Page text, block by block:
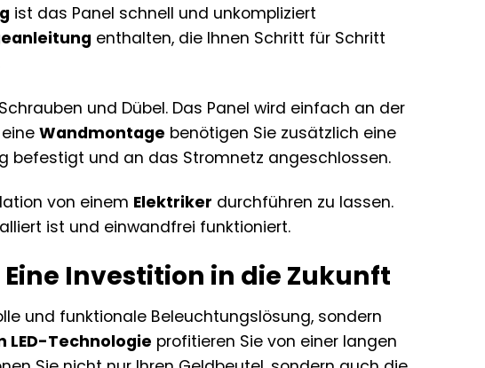
ist das Panel schnell und unkompliziert
enthalten, die Ihnen Schritt für Schritt
und Dübel. Das Panel wird einfach an der
eineWandmontage benötigen Sie zusätzlich eine
befestigt und an das Stromnetz angeschlossen.
von einem Elektriker durchführen zu lassen.
ist und einwandfrei funktioniert.
Investition in die Zukunft
und funktionale Beleuchtungslösung, sondern
LED-Technologie profitieren Sie von einer langen